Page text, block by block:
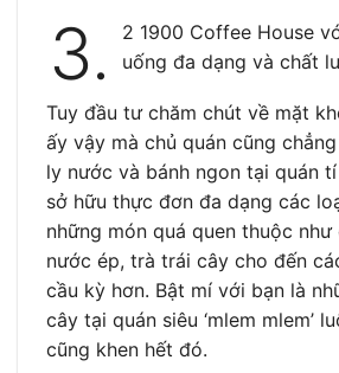
3.
2 1900 Coffee House
uống đa dạng và chất
Tuy đầu tư chăm chút về mặt
ấy vậy mà chủ quán cũng chẳng
ly nước và bánh ngon tại quán
sở hữu thực đơn đa dạng các
những món quá quen thuộc như
nước ép, trà trái cây cho đến
cầu kỳ hơn. Bật mí với bạn là
cây tại quán siêu ‘mlem mlem’
cũng khen hết đó.